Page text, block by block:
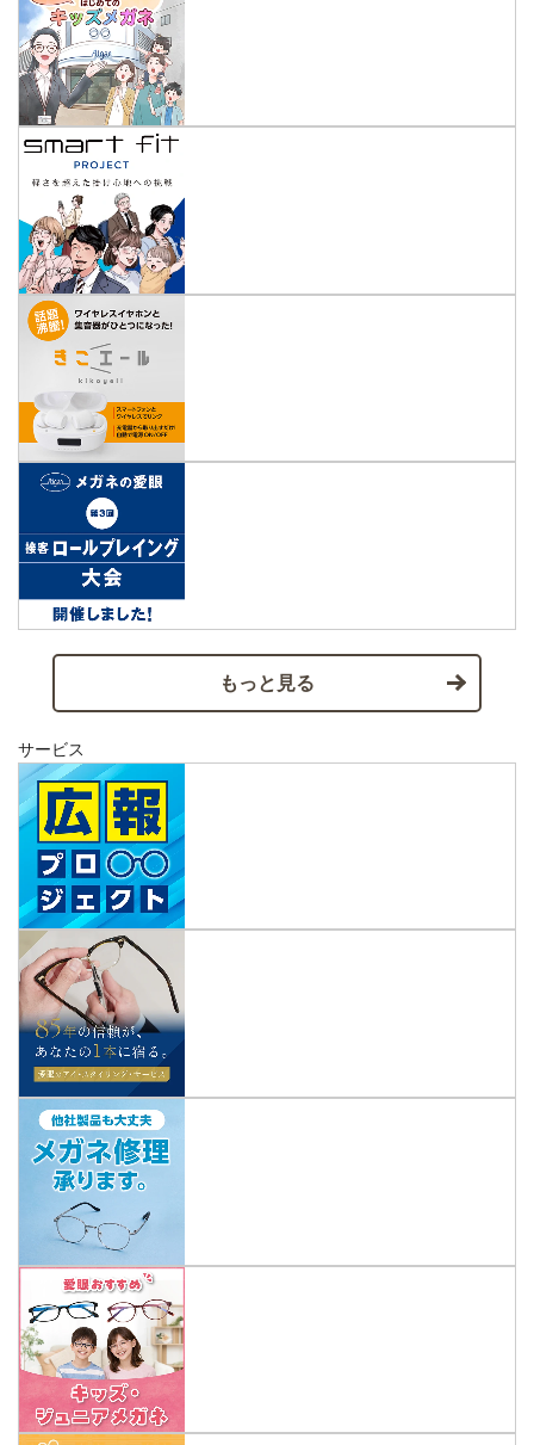
もっと見る
サービス